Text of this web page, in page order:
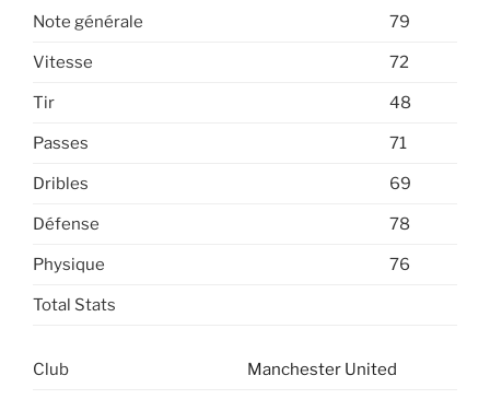
Note générale
79
Vitesse 72
Tir 48
Passes 71
Dribles 69
Défense 78
Physique 76
Total Stats
Club Manchester United